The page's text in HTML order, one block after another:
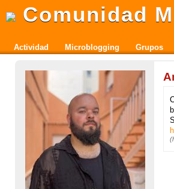
Comunidad
Actividad Microblogging Grupos
(